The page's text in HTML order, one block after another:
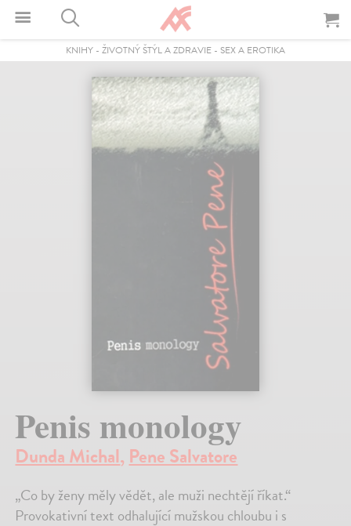
KNIHY - ŽIVOTNÝ ŠTÝL A ZDRAVIE - SEX A EROTIKA
Penis monology
Dunda Michal, Pene Salvatore
„Co by ženy měly vědět, ale muži nechtějí říkat.“
Provokativní text odhalující mužskou chloubu i s